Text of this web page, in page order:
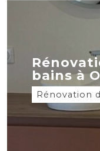
bains à
Rénovation